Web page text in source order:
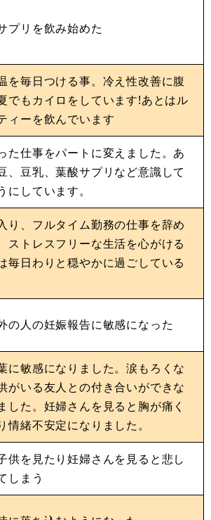
プリを飲み始めた
を毎日つける事。冷え性改善に腹
でもカイロをしています!あとはル
ィーを飲んでいます
た仕事をパートに変えました。あ
、豆乳、葉酸サプリなど意識して
にしています。
り、フルタイム勤務の仕事を辞め
ストレスフリーな生活を心がける
毎日わりと穏やかに過ごしている
の人の妊娠報告に敏感になった
に敏感になりました。涙もろくな
がいる友人との付き合いができな
した。妊婦さんを見ると胸が痛く
情緒不安定になりました。
供を見たり妊婦さんを見ると悲し
しまう